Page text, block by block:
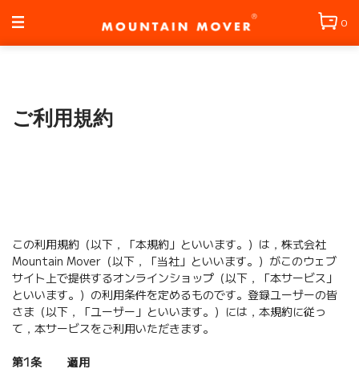
ツに進む 0
ご利用規約
この利用規約（以下，「本規約」といいます。）は，株式会社
Mountain Mover（以下，「当社」といいます。）がこのウェブ
サイト上で提供するオンラインショップ（以下，「本サービス」
といいます。）の利用条件を定めるものです。登録ユーザーの皆
さま（以下，「ユーザー」といいます。）には，本規約に従っ
て，本サービスをご利用いただきます。
第1条 適用